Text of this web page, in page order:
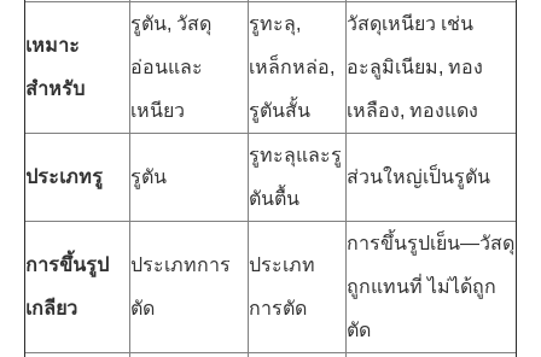
เหมาะ
สำหรับ
รูตัน, วัสดุ
อ่อนและ
เหนียว
รูทะลุ,
เหล็กหล่อ,
รูตันสั้น
วัสดุเหนียว เช่น
อะลูมิเนียม, ทอง
เหลือง, ทองแดง
ประเภทรู รูตัน
รูทะลุและรู
ตันตื้น
ส่วนใหญ่เป็นรูตัน
การขึ้นรูป
เกลียว
ประเภทการ
ตัด
ประเภท
การตัด
การขึ้นรูปเย็น—วัสดุ
ถูกแทนที่ ไม่ได้ถูก
ตัด